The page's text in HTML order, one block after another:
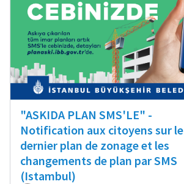
"ASKIDA PLAN SMS'LE" -
Notification aux citoyens sur le
dernier plan de zonage et les
changements de plan par SMS
(Istambul)